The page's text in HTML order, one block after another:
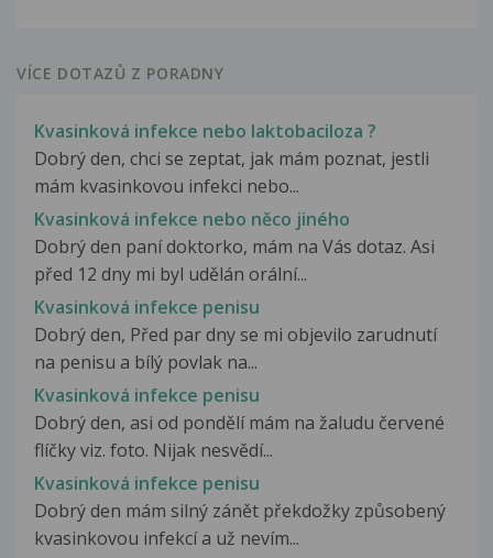
VÍCE DOTAZŮ Z PORADNY
Kvasinková infekce nebo laktobaciloza ?
Dobrý den, chci se zeptat, jak mám poznat, jestli
mám kvasinkovou infekci nebo...
Kvasinková infekce nebo něco jiného
Dobrý den paní doktorko, mám na Vás dotaz. Asi
před 12 dny mi byl udělán orální...
Kvasinková infekce penisu
Dobrý den, Před par dny se mi objevilo zarudnutí
na penisu a bílý povlak na...
Kvasinková infekce penisu
Dobrý den, asi od pondělí mám na žaludu červené
flíčky viz. foto. Nijak nesvědí...
Kvasinková infekce penisu
Dobrý den mám silný zánět překdožky způsobený
kvasinkovou infekcí a už nevím...